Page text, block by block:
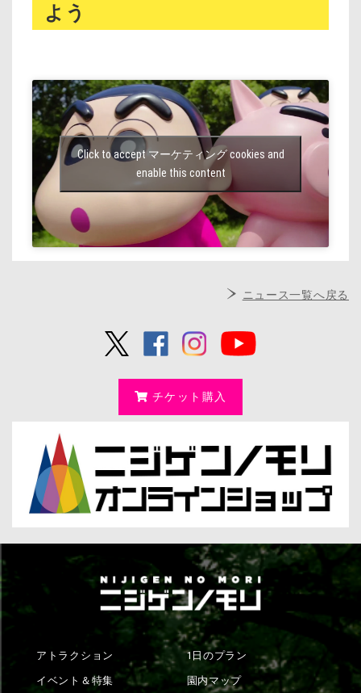
よう
Click to accept マーケティング cookies and
enable this content
ニュース一覧へ戻る
チケット購入
アトラクション
イベント＆特集
1日のプラン
園内マップ